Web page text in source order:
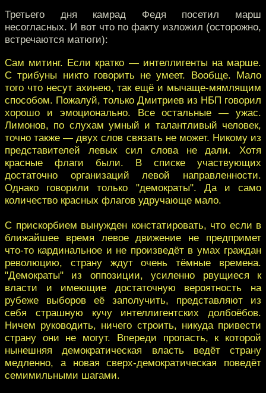
Третьего дня камрад Федя посетил марш
несогласных. И вот что по факту изложил (осторожно,
встречаются матюги):
Сам митинг. Если кратко — интеллигенты на марше.
С трибуны никто говорить не умеет. Вообще. Мало
того что несут ахинею, так ещё и мычаще-мямлящим
способом. Пожалуй, только Дмитриев из НБП говорил
хорошо и эмоционально. Все остальные — ужас.
Лимонов, по слухам умный и талантливый человек,
точно также — двух слов связать не может. Никому из
представителей левых сил слова не дали. Хотя
красные флаги были. В списке участвующих
достаточно организаций левой направленности.
Однако говорили только "демократы". Да и само
количество красных флагов удручающе мало.
С прискорбием вынужден констатировать, что если в
ближайшее время левое движение не предпримет
что-то кардинальное и не произведёт в умах граждан
революцию, страну ждут очень тёмные времена.
"Демократы" из оппозиции, усиленно рвущиеся к
власти и имеющие достаточную вероятность на
рубеже выборов её заполучить, представляют из
себя страшную кучу интеллигентских долбоёбов.
Ничем руководить, ничего строить, никуда привести
страну они не могут. Впереди пропасть, к которой
нынешняя демократическая власть ведёт страну
медленно, а новая сверх-демократическая поведёт
семимильными шагами.